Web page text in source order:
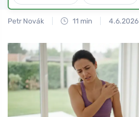
Petr Novák 11 min 4.6.2026